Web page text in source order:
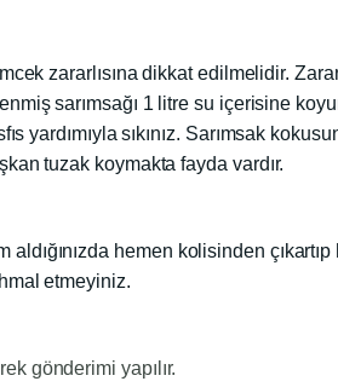
zararlısına dikkat edilmelidir.
sarımsağı 1 litre su içerisine
yardımıyla sıkınız. Sarımsak
tuzak koymakta fayda vardır.
hemen kolisinden çıkartıp
etmeyiniz.
gönderimi yapılır.